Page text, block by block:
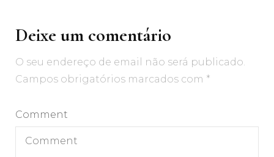
Deixe um comentário
O seu endereço de email não será publicado.
Campos obrigatórios marcados com *
Comment